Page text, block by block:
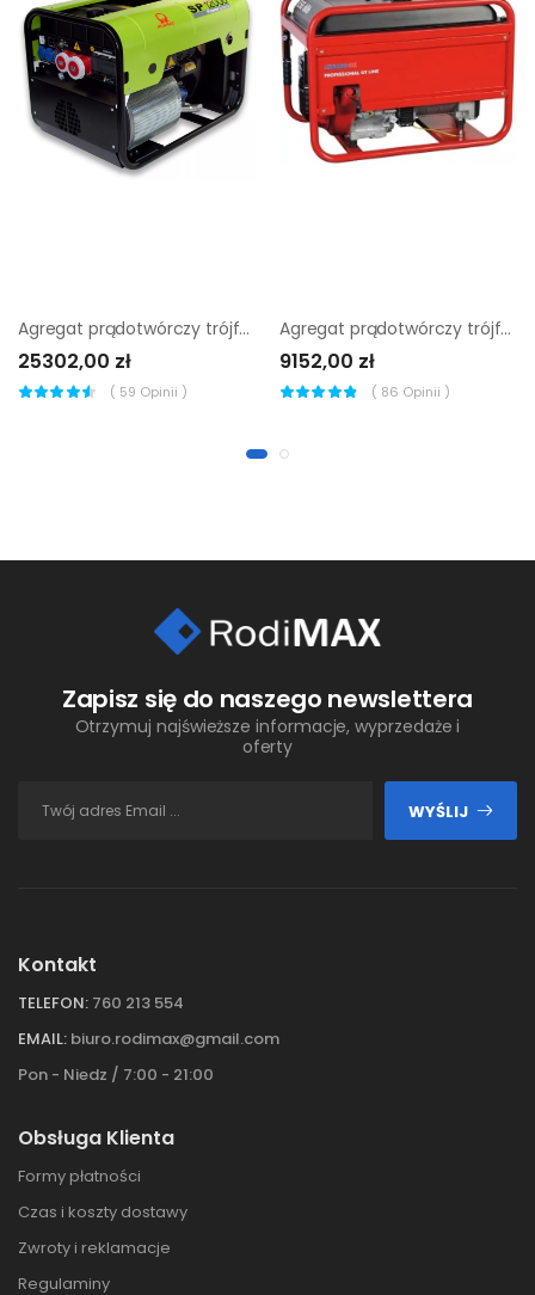
Agregat prądotwórczy trójfazowy Pramac SP12000 AVR
25302,00 zł
( 59 Opinii )
Agregat prądotwórczy trójfazowy Endress ESE 606 DHS-GT
9152,00 zł
( 86 Opinii )
Zapisz się do naszego newslettera
Otrzymuj najświeższe informacje, wyprzedaże i
oferty
WYŚLIJ
Kontakt
TELEFON: 760 213 554
EMAIL: biuro.rodimax@gmail.com
Pon - Niedz / 7:00 - 21:00
Obsługa Klienta
Formy płatności
Czas i koszty dostawy
Zwroty i reklamacje
Regulaminy